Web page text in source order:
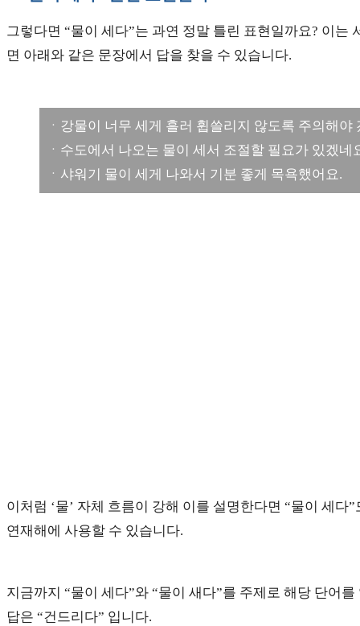
그렇다면 “물이 세다”는 과연 정말 틀린 표현일까요? 이
면 아래와 같은 문장에서 답을 찾을 수 있습니다.
ㆍ강물이 너무 세게 흘러 휩쓸리지 않도록 주의해야
ㆍ수도에서 나오는 물이 세서 조절할 필요가 있겠네
ㆍ샤워기 물이 세게 나와서 기분 좋게 목욕했어요.
이처럼 ‘물’ 자체 흐름이 강해 이를 설명한다면 “물이 세
연재해에 사용할 수 있습니다.
지금까지 “물이 세다”와 “물이 새다”를 주제로 해당 단어
답은 “건드리다” 입니다.